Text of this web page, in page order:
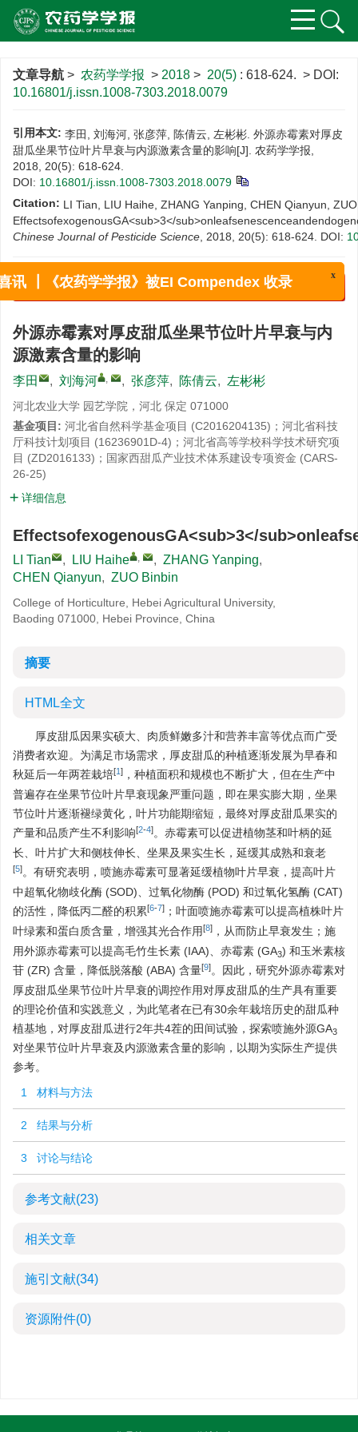
文章导航 > 农药学学报 > 2018 > 20(5) : 618-624. > DOI:
10.16801/j.issn.1008-7303.2018.0079
引用本文: 李田, 刘海河, 张彦萍, 陈倩云, 左彬彬. 外源赤霉素对厚皮
甜瓜坐果节位叶片早衰与内源激素含量的影响[J]. 农药学学报,
2018, 20(5): 618-624.
DOI: 10.16801/j.issn.1008-7303.2018.0079
Citation: LI Tian, LIU Haihe, ZHANG Yanping, CHEN Qianyun,
EffectsofexogenousGA<sub>3</
Chinese Journal of Pesticide Science , 2018, 20(5): 618-624. DOI:
PDF下载(891 KB)
外源赤霉素对厚皮甜瓜坐果节位叶片早衰与内
源激素含量的影响
李田 , 刘海河 , , 张彦萍, 陈倩云, 左彬彬
河北农业大学 园艺学院，河北 保定 071000
基金项目: 河北省自然科学基金项目 (C2016204135)；河北省科技
厅科技计划项目 (16236901D-4)；河北省高等学校科学技术研究项
目 (ZD2016133)；国家西甜瓜产业技术体系建设专项资金 (CARS-
26-25)
详细信息
EffectsofexogenousGA<sub>3</
LI Tian , LIU Haihe , , ZHANG Yanping,
CHEN Qianyun, ZUO Binbin
College of Horticulture, Hebei Agricultural University,
Baoding 071000, Hebei Province, China
摘要
HTML全文
厚皮甜瓜因果实硕大、肉质鲜嫩多汁和营养丰富等优点而广受
消费者欢迎。为满足市场需求，厚皮甜瓜的种植逐渐发展为早春和
秋延后一年两茬栽培[1] ，种植面积和规模也不断扩大，但在生产中
普遍存在坐果节位叶片早衰现象严重问题，即在果实膨大期，坐果
节位叶片逐渐褪绿黄化，叶片功能期缩短，最终对厚皮甜瓜果实的
产量和品质产生不利影响[2-4]。赤霉素可以促进植物茎和叶柄的延
长、叶片扩大和侧枝伸长、坐果及果实生长，延缓其成熟和衰老
[5]。有研究表明，喷施赤霉素可显著延缓植物叶片早衰，提高叶片
中超氧化物歧化酶 (SOD)、过氧化物酶 (POD) 和过氧化氢酶 (CAT)
的活性，降低丙二醛的积累[6-7] ；叶面喷施赤霉素可以提高植株叶片
叶绿素和蛋白质含量，增强其光合作用[8] ，从而防止早衰发生；施
用外源赤霉素可以提高毛竹生长素 (IAA)、赤霉素 (GA3) 和玉米素核
苷 (ZR) 含量，降低脱落酸 (ABA) 含量[9]。因此，研究外源赤霉素对
厚皮甜瓜坐果节位叶片早衰的调控作用对厚皮甜瓜的生产具有重要
的理论价值和实践意义，为此笔者在已有30余年栽培历史的甜瓜种
植基地，对厚皮甜瓜进行2年共4茬的田间试验，探索喷施外源GA3
对坐果节位叶片早衰及内源激素含量的影响，以期为实际生产提供
参考。
1 材料与方法
2 结果与分析
3 讨论与结论
参考文献(23)
相关文章
施引文献(34)
资源附件(0)
讯 ┃《农药学学报》被EI Compendex 收录